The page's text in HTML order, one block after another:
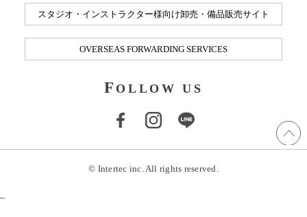
スタジオ・インストラクター様向け卸売・備品販売サイト
OVERSEAS FORWARDING SERVICES
F OLLOW US
© Intertec inc. All rights reserved.